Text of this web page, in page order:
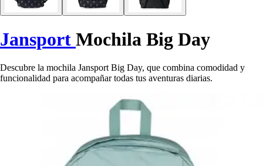
Jansport Mochila Big Day
Descubre la mochila Jansport Big Day, que combina comodidad y
funcionalidad para acompañar todas tus aventuras diarias.